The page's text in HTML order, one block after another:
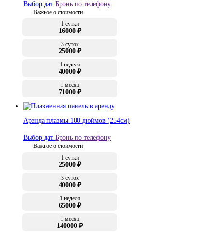
Выбор дат Бронь по телефону
Важное о стоимости
1 сутки
16000 ₽
3 суток
25000 ₽
1 неделя
40000 ₽
1 месяц
71000 ₽
Аренда плазмы 100 дюймов (254см)
Выбор дат Бронь по телефону
Важное о стоимости
1 сутки
25000 ₽
3 суток
40000 ₽
1 неделя
65000 ₽
1 месяц
140000 ₽